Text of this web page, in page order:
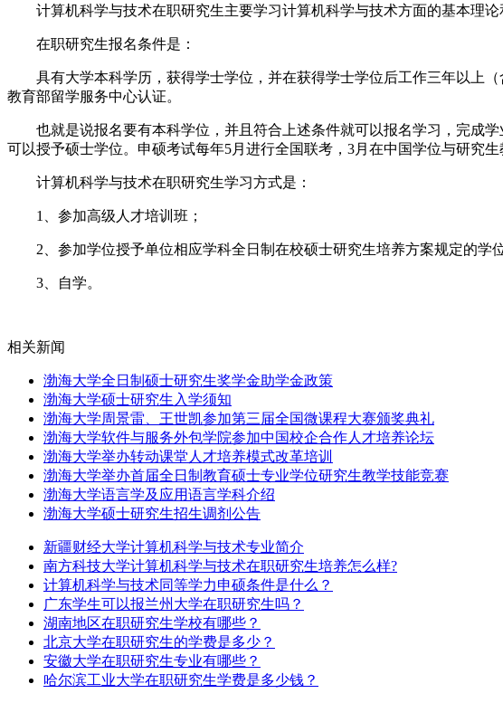
计算机科学与技术在职研究生主要学习计算机科学与技术方面的基本理论
在职研究生报名条件是：
具有大学本科学历，获得学士学位，并在获得学士学位后工作三年以上（
教育部留学服务中心认证。
也就是说报名要有本科学位，并且符合上述条件就可以报名学习，完成学
可以授予硕士学位。申硕考试每年5月进行全国联考，3月在中国学位与研究
计算机科学与技术在职研究生学习方式是：
1、参加高级人才培训班；
2、参加学位授予单位相应学科全日制在校硕士研究生培养方案规定的学位
3、自学。
相关新闻
渤海大学全日制硕士研究生奖学金助学金政策
渤海大学硕士研究生入学须知
渤海大学周景雷、王世凯参加第三届全国微课程大赛颁奖典礼
渤海大学软件与服务外包学院参加中国校企合作人才培养论坛
渤海大学举办转动课堂人才培养模式改革培训
渤海大学举办首届全日制教育硕士专业学位研究生教学技能竞赛
渤海大学语言学及应用语言学科介绍
渤海大学硕士研究生招生调剂公告
新疆财经大学计算机科学与技术专业简介
南方科技大学计算机科学与技术在职研究生培养怎么样?
计算机科学与技术同等学力申硕条件是什么？
广东学生可以报兰州大学在职研究生吗？
湖南地区在职研究生学校有哪些？
北京大学在职研究生的学费是多少？
安徽大学在职研究生专业有哪些？
哈尔滨工业大学在职研究生学费是多少钱？